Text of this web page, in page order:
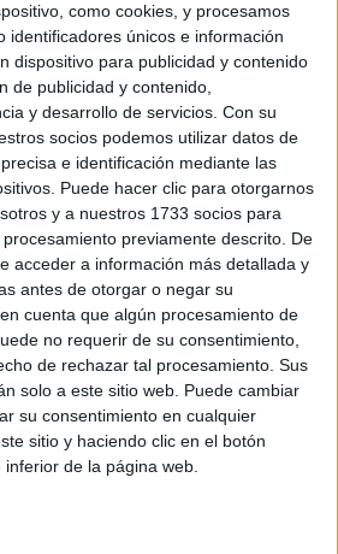
como cookies, y procesamos
identificadores únicos e información
dispositivo para publicidad y contenido
de publicidad y contenido,
y desarrollo de servicios. Con su
socios podemos utilizar datos de
e identificación mediante las
Puede hacer clic para otorgarnos
y a nuestros 1733 socios para
previamente descrito. De
acceder a información más detallada y
antes de otorgar o negar su
cuenta que algún procesamiento de
no requerir de su consentimiento,
de rechazar tal procesamiento. Sus
solo a este sitio web. Puede cambiar
su consentimiento en cualquier
sitio y haciendo clic en el botón
de la página web.
Fiscal del Puerto de Tarifa
que transportaba más de 600
plantaciones de marihuana
un delito contra la salud pública.
el pasado día 16 de mayo en el
los guardias civiles que realizan
fiscal en la zona de embarque
Marruecos) observaron un vehículo
al vehículo, los guardias
oculto bajo una manta, una
fertilizantes y productos
está estrechamente vinculado al
de marihuana.